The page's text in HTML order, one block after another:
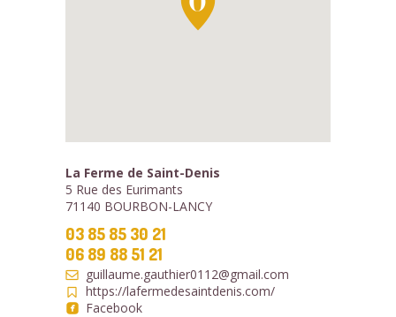
La Ferme de Saint-Denis
5 Rue des Eurimants
71140 BOURBON-LANCY
03 85 85 30 21
06 89 88 51 21
guillaume.gauthier0112@gmail.com
https://lafermedesaintdenis.com/
Facebook